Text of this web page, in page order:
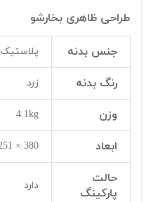
طراحی ظاهری بخارشو
جنس بدنه پلاستیک
رنگ بدنه زرد
وزن 4.1kg
ابعاد 380 × 251 × 273 میلیمتر
حالت
پارکینگ
دارد